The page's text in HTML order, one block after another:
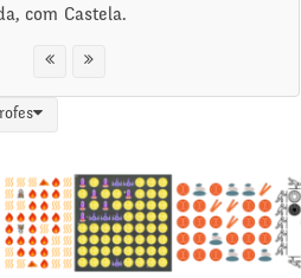
com Castela.